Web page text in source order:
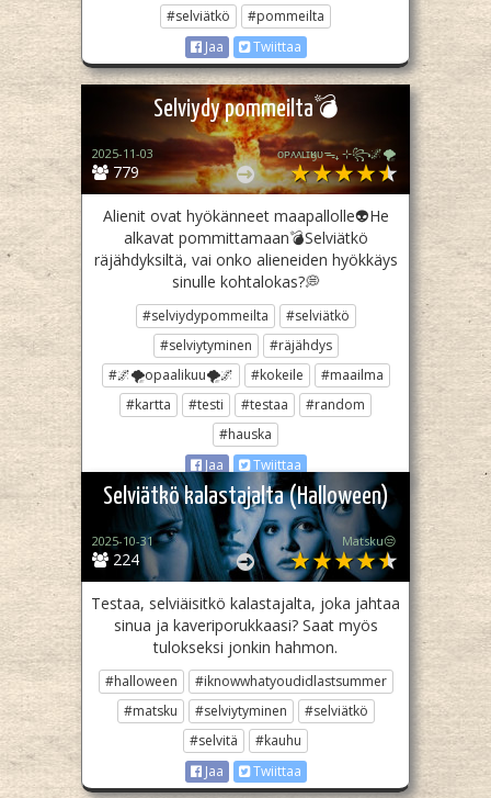
#selviätkö
#pommeilta
Jaa
Twiittaa
Selviydy pommeilta💣
779
2025-11-03 ᴏᴘᴀᴀʟɪӄᴜᴜᯓ₊ ⊹꧂🌌🌪
Alienit ovat hyökänneet maapallolle👽He
alkavat pommittamaan💣Selviätkö
räjähdyksiltä, vai onko alieneiden hyökkäys
sinulle kohtalokas?💭
#selviydypommeilta
#selviätkö
#selviytyminen
#räjähdys
#🌌🌪opaalikuu🌪🌌
#kokeile
#maailma
#kartta
#testi #testaa
#random
#hauska
Jaa
Twiittaa
Selviätkö kalastajalta (Halloween)
224
2025-10-31 Matsku😒
Testaa, selviäisitkö kalastajalta, joka jahtaa
sinua ja kaveriporukkaasi? Saat myös
tulokseksi jonkin hahmon.
#halloween
#iknowwhatyoudidlastsummer
#matsku
#selviytyminen
#selviätkö
#selvitä
#kauhu
Jaa
Twiittaa